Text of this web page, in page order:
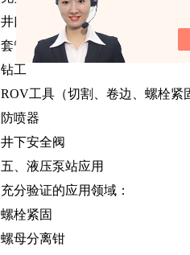
井口控制盘
套管钳
钻工
ROV工具（切割、卷边、螺栓紧
防喷器
井下安全阀
五、液压泵站应用
充分验证的应用领域：
螺栓紧固
螺母分离钳